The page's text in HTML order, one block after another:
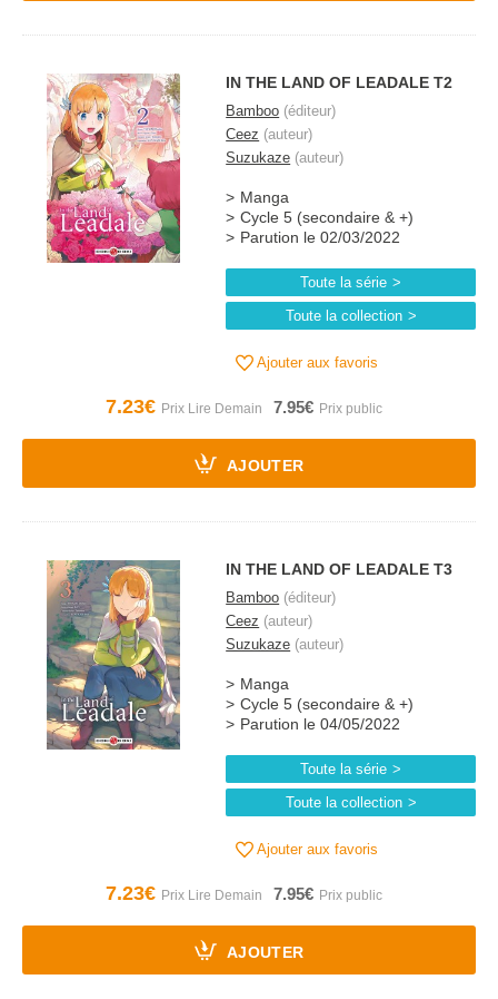
IN THE LAND OF LEADALE T2
Bamboo (éditeur)
Ceez (auteur)
Suzukaze (auteur)
Manga
Cycle 5 (secondaire & +)
Parution le 02/03/2022
Toute la série
Toute la collection
Ajouter aux favoris
7.23€ 7.95€
AJOUTER
IN THE LAND OF LEADALE T3
Bamboo (éditeur)
Ceez (auteur)
Suzukaze (auteur)
Manga
Cycle 5 (secondaire & +)
Parution le 04/05/2022
Toute la série
Toute la collection
Ajouter aux favoris
7.23€ 7.95€
AJOUTER